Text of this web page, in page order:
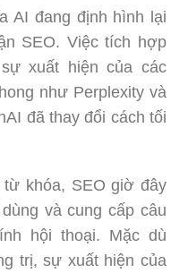
AI đang định hình lại
SEO. Việc tích hợp
xuất hiện của các
như Perplexity và
đã thay đổi cách tối
khóa, SEO giờ đây
và cung cấp câu
hội thoại. Mặc dù
trị, sự xuất hiện của